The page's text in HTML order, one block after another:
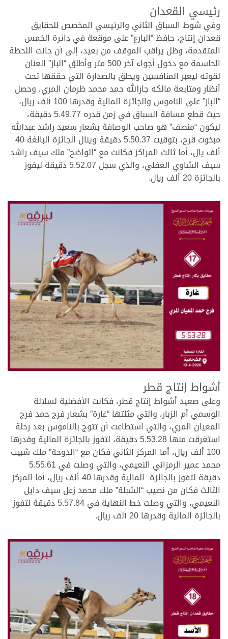
رئيسي القعدان
وفي شوط السباق الثاني والرئيسي المخصص للحقايق
قعدان إنتاج، حافظ “البارع” على موقعة في دائرة الخمس
المتقدمة، وظل يراقب الموقف من بعيد، إلى أن حانت اللحظة
الحاسمة مع دخول أجواء آخر 500 متر وأطلق “الباز” العنان
لقوته ليعبر المنافسين ويحلق بالصدارة التي حققها تحت
أنظار ومتابعة مالكه جارالله حمد محمد ظرمان المري، وحصل
“الباز” على الناموس والجائزة المالية وقدرها 100 ألف ريال،
حيث قطع مسافة السباق في زمن قدره 5.49.77 دقيقة،
ليكون “منصف” هو صاحب الوصافة بشعار سعيد راشد عبدالله
مبخوت قرح، بتوقيت 5.50.37 دقيقة وينال الجائزة البالغة 40
ألف يال، أما ثالث المراكز فكانت مع “الواضح” ملك سيف راشد
سيف الشاوي الغفلي، والذي سجل 5.52.07 دقيقة ليفوز
بالجائزة 20 ألف ريال.
.
أشواط إنتاج قطر
وعلى صعيد أشواط إنتاج قطر، فكانت الأفضلية لسلالة
الوسمي أم الزبار، والتي مثلتها “غارة” بشعار فرج حمد فرج
المعيان المري، والتي استطاعت أن تتوج بالناموس بعد رحلة
استغرقت منها 5.53.28 دقيقة، لتفوز بالجائزة المالية وقدرها
100 ألف ريال، أما المركز الثاني فكان مع “الدوحة” ملك شبيب
محمد عمير الرمزاني النعيمي، والتي وصلت في 5.55.61
دقيقة لتفوز بالجائزة المالية وقدرها 40 ألف ريال، أما المركز
الثالث فكان من نصيب “الشبلة” ملك محمد زعل سيف دايل
النعيمي، والتي وصلت خط النهاية في 5.57.84 دقيقة لتفوز
بالجائزة المالية وقدرها 20 ألف ريال.